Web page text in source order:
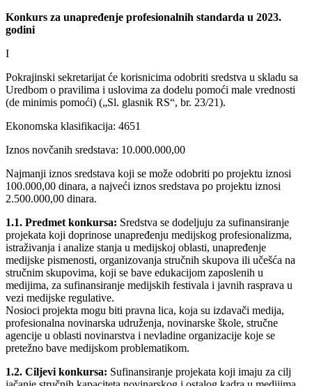
Konkurs za unapređenje profesionalnih standarda u 2023.
godini
I
Pokrajinski sekretarijat će korisnicima odobriti sredstva u skladu sa
Uredbom o pravilima i uslovima za dodelu pomoći male vrednosti
(de minimis pomoći) („Sl. glasnik RS“, br. 23/21).
Ekonomska klasifikacija: 4651
Iznos novčanih sredstava: 10.000.000,00
Najmanji iznos sredstava koji se može odobriti po projektu iznosi
100.000,00 dinara, a najveći iznos sredstava po projektu iznosi
2.500.000,00 dinara.
1.1. Predmet konkursa: Sredstva se dodeljuju za sufinansiranje
projekata koji doprinose unapređenju medijskog profesionalizma,
istraživanja i analize stanja u medijskoj oblasti, unapređenje
medijske pismenosti, organizovanja stručnih skupova ili učešća na
stručnim skupovima, koji se bave edukacijom zaposlenih u
medijima, za sufinansiranje medijskih festivala i javnih rasprava u
vezi medijske regulative.
Nosioci projekta mogu biti pravna lica, koja su izdavači medija,
profesionalna novinarska udruženja, novinarske škole, stručne
agencije u oblasti novinarstva i nevladine organizacije koje se
pretežno bave medijskom problematikom.
1.2. Ciljevi konkursa: Sufinansiranje projekata koji imaju za cilj